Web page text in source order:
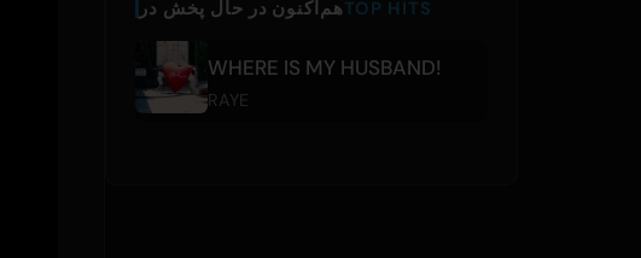
هم‌اکنون در حال پخش درTOP HITS
WHERE IS MY HUSBAND!
RAYE